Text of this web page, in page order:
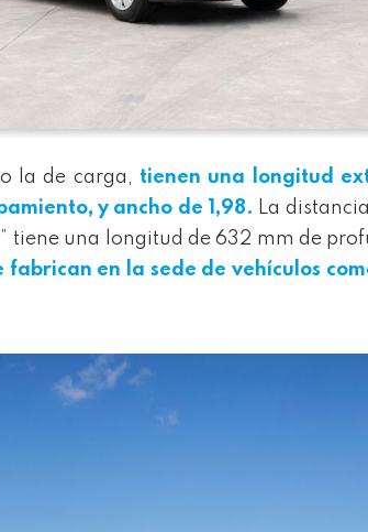
la de carga, tienen una longitud
y ancho de 1,98.
La
tiene una longitud de 632 mm de
fabrican en la sede de vehículos